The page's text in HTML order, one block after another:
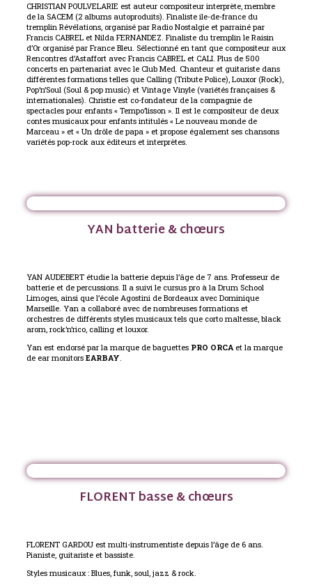
CHRISTIAN POULVELARIE est auteur compositeur interprète, membre
de la SACEM (2 albums autoproduits). Finaliste ile-de-france du
tremplin Révélations, organisé par Radio Nostalgie et parrainé par
Francis CABREL et Nilda FERNANDEZ. Finaliste du tremplin le Raisin
d’Or organisé par France Bleu. Sélectionné en tant que compositeur aux
Rencontres d’Astaffort avec Francis CABREL et CALI. Plus de 500
concerts en partenariat avec le Club Med. Chanteur et guitariste dans
différentes formations telles que Calling (Tribute Police), Louxor (Rock),
Pop’n’Soul (Soul & pop music) et Vintage Vinyle (variétés françaises &
internationales). Christie est co-fondateur de la compagnie de
spectacles pour enfants « Tempo’lisson ». Il est le compositeur de deux
contes musicaux pour enfants intitulés « Le nouveau monde de
Marceau » et « Un drôle de papa » et propose également ses chansons
variétés pop-rock aux éditeurs et interprètes.
YAN batterie & chœurs
YAN AUDEBERT étudie la batterie depuis l’âge de 7 ans. Professeur de
batterie et de percussions. Il a suivi le cursus pro à la Drum School
Limoges, ainsi que l’école Agostini de Bordeaux avec Dominique
Marseille. Yan a collaboré avec de nombreuses formations et
orchestres de différents styles musicaux tels que corto maltesse, black
arom, rock’n’rico, calling et louxor.
Yan est endorsé par la marque de baguettes PRO ORCAet la marque
de ear monitors EARBAY.
FLORENT basse & chœurs
FLORENT GARDOU est multi-instrumentiste depuis l’âge de 6 ans.
Pianiste, guitariste et bassiste.
Styles musicaux : Blues, funk, soul, jazz & rock.